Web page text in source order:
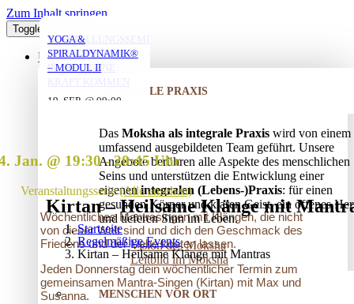
Zum Inhalt springen
Toggle Navigation
ÜBER UNS
INTEGRALE PRAXIS
Das Moksha als integrale Praxis wird von einem
umfassend ausgebildeten Team geführt. Unsere
Angebote berühren alle Aspekte des menschlichen
Seins und unterstützen die Entwicklung einer
eigenenintegralen (Lebens-)Praxis: für einen
gesunden Körper und klaren Geist, ein offenes
und tieferen Sinn im Leben.
Vision des Moksha
Leitbild im Moksha
MENSCHEN VOR ORT
Kirtan – Heilsame Klänge mit
Startseite
Regelmäßige Events
Kirtan – Heilsame Klänge mit Mantras
Jan. @ 19:30-20:45
Veranstaltungsserie(Alle ansehen)
Wöchentliches Mantrasingen mit Klängen, die nicht
von dieser Welt sind und dich den Geschmack des
Friedens und der Liebe kosten lassen.
Jeden Donnerstag dein wöchentlicher Termin zum
gemeinsamen Mantra-Singen (Kirtan) mit Max und
Susanna.
YOGA MIT DANIEL
10. AUG. @ 18:00
19:30
YOGA MIT DANIEL
10. AUG. @ 20:00
21:30
YOGA MIT DANIEL
11. AUG. @ 18:00
19:30
VERSTRICKUNGEN
LÖSEN – OFFENES
AUFSTELLUNGSSEMINAR
25. AUG. @ 17:00
AUFSTELLUNGSSEMINAR
– MIT DEM VATER
IN DIE EIGENE
KRAFT KOMMEN
YOGA &
SPIRALDYNAMIK®
– MODUL II
19. SEP. @ 09:00
20. SEP. @ 16:00